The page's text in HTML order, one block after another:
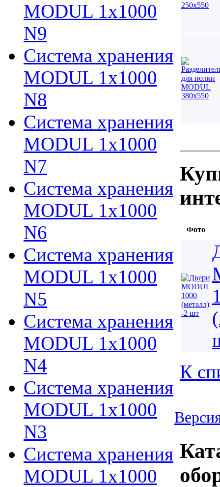
MODUL 1х1000
N9
Система хранения
MODUL 1х1000
N8
Система хранения
MODUL 1х1000
N7
Система хранения
MODUL 1х1000
N6
Система хранения
MODUL 1х1000
N5
Система хранения
MODUL 1х1000
N4
Система хранения
MODUL 1х1000
N3
Система хранения
MODUL 1х1000
Фото
К